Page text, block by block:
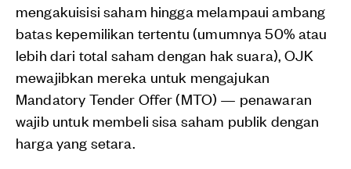
mengakuisisi saham hingga melampaui ambang
batas kepemilikan tertentu (umumnya 50% atau
lebih dari total saham dengan hak suara), OJK
mewajibkan mereka untuk mengajukan
Mandatory Tender Offer (MTO) — penawaran
wajib untuk membeli sisa saham publik dengan
harga yang setara.